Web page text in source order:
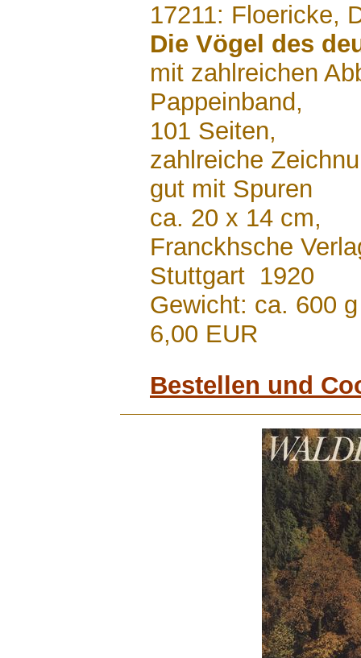
17211: Floericke,
Die Vögel des
mit zahlreichen
Pappeinband,
101 Seiten,
zahlreiche
gut mit Spuren
ca. 20 x 14 cm,
Franckhsche
Stuttgart 1920
Gewicht: ca. 600 g
6,00 EUR
Bestellen und